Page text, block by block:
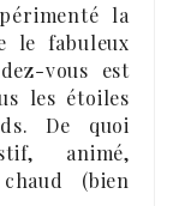
la
le fabuleux
vous est
les étoiles
De quoi
animé,
(bien